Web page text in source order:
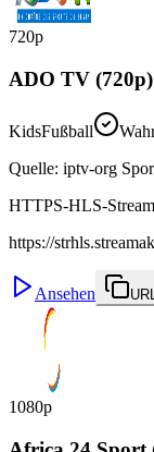
720p
ADO TV (720p)
KidsFußball
Quelle: iptv-org
HTTPS-HLS-Stream
https://
Ansehen
1080p